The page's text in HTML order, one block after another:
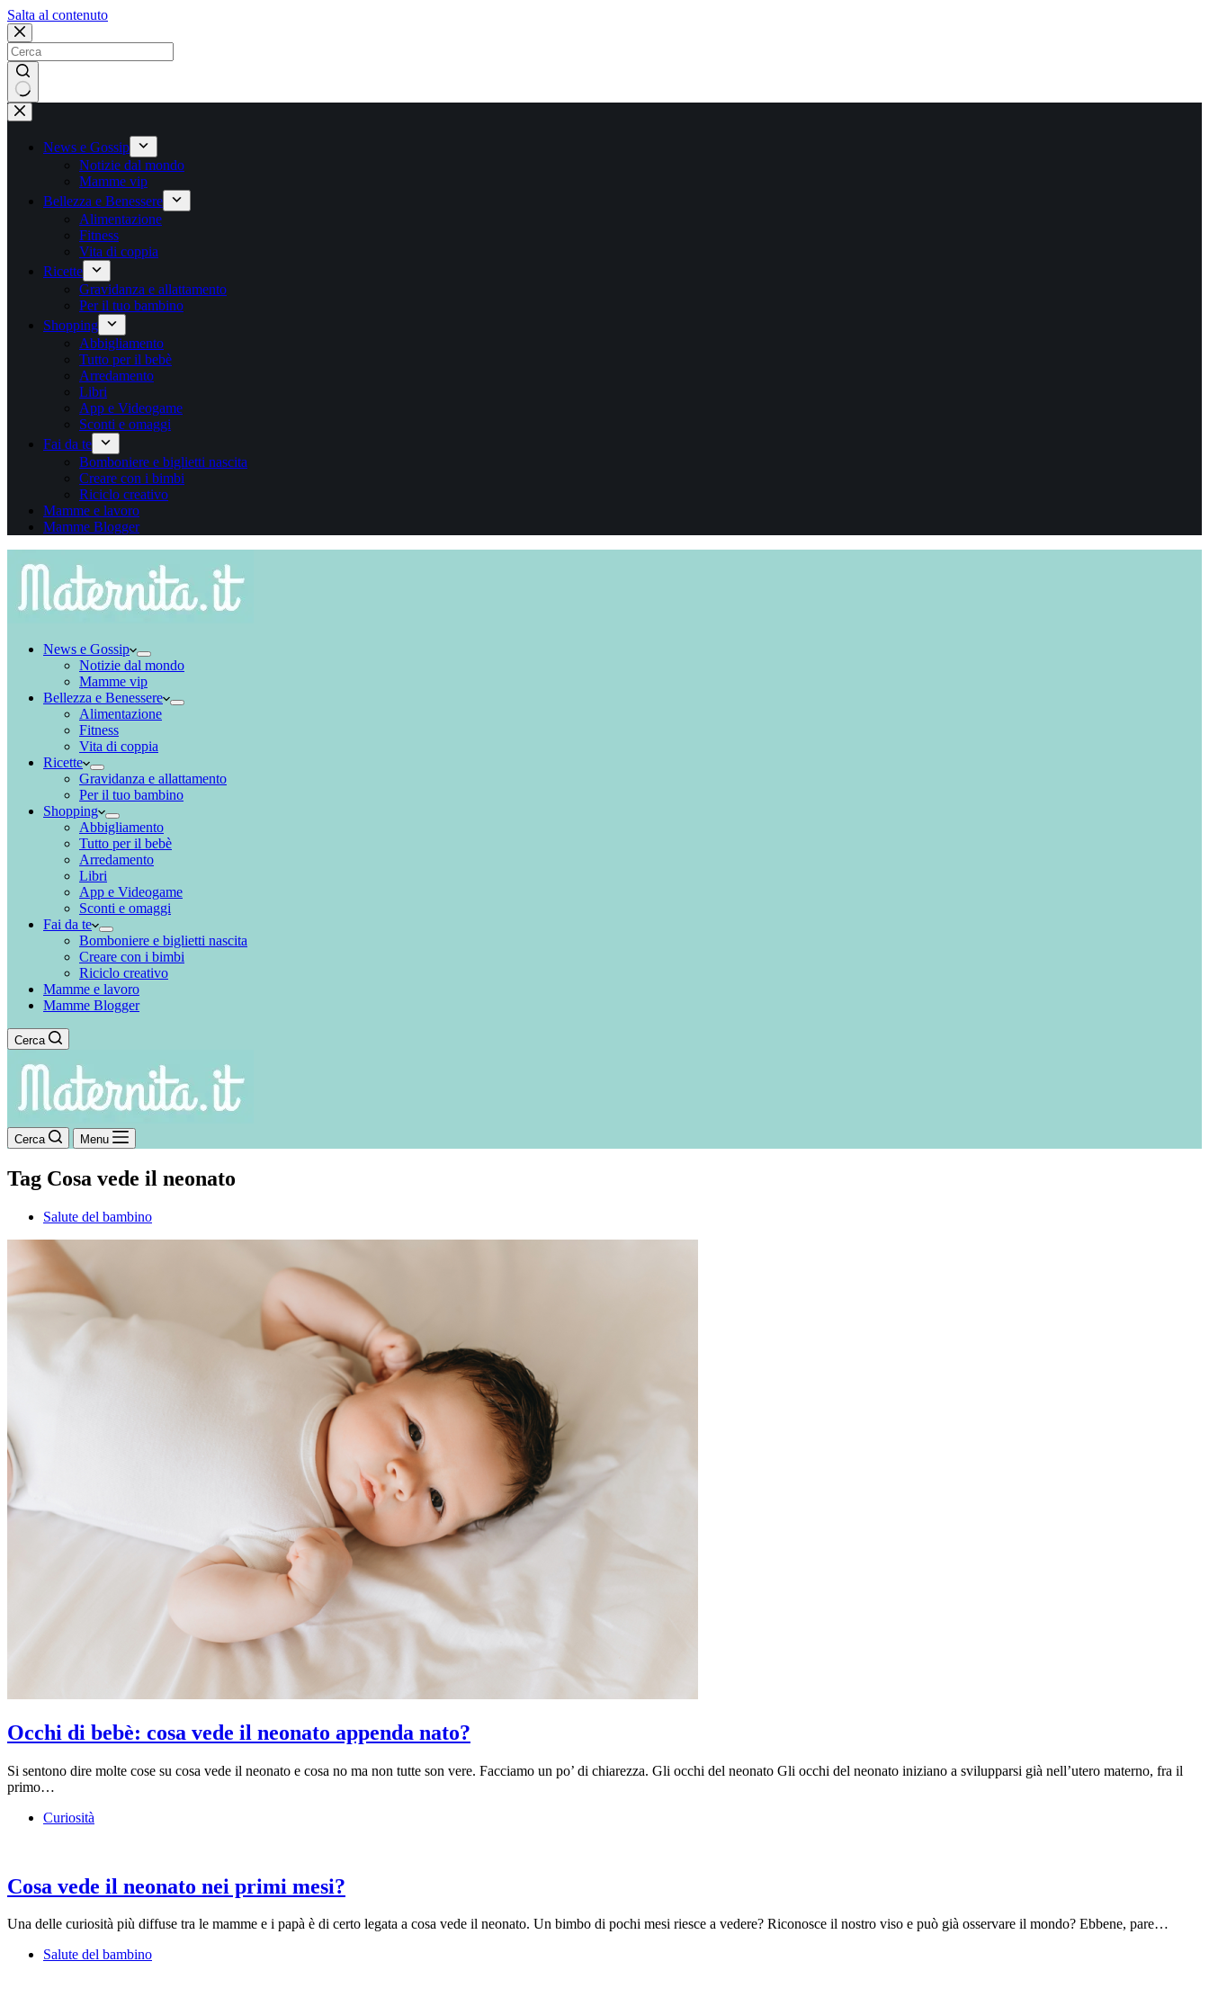
Salta al contenutoSalta
contenuto
Nessun
risultato
News e Gossip
Notizie dal mondo
Mamme vip
Bellezza e Benessere
Alimentazione
Fitness
Vita di coppia
Ricette
Gravidanza e allattamento
Per il tuo bambino
Shopping
Abbigliamento
Tutto per il bebè
Arredamento
Libri
App e Videogame
Sconti e omaggi
Fai da te
Bomboniere e biglietti nascita
Creare con i bimbi
Riciclo creativo
Mamme e lavoro
Mamme Blogger
News e Gossip
Notizie dal mondo
Mamme vip
Bellezza e Benessere
Alimentazione
Fitness
Vita di coppia
Ricette
Gravidanza e allattamento
Per il tuo bambino
Shopping
Abbigliamento
Tutto per il bebè
Arredamento
Libri
App e Videogame
Sconti e omaggi
Fai da te
Bomboniere e biglietti nascita
Creare con i bimbi
Riciclo creativo
Mamme e lavoro
Mamme Blogger
Cerca
Cerca Menu
Tag Cosa vede il neonato
Salute del bambino
Occhi di bebè: cosa vede il neonato appenda nato?
Si sentono dire molte cose su cosa vede il neonato e cosa no ma non tutte son vere. Facciamo un po’ di chiarezza. Gli occhi del neonato Gli occhi del neonato iniziano a svilupparsi già nell’utero materno, fra il
primo…
Curiosità
Cosa vede il neonato nei primi mesi?
Una delle curiosità più diffuse tra le mamme e i papà è di certo legata a cosa vede il neonato. Un bimbo di pochi mesi riesce a vedere? Riconosce il nostro viso e può già osservare il mondo? Ebbene, pare…
Salute del bambino